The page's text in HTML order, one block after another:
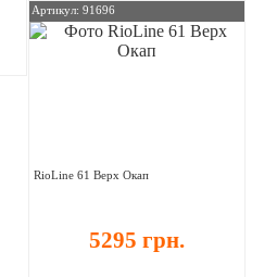
Артикул: 91696
RioLine 61 Верх Окап
5295 грн.